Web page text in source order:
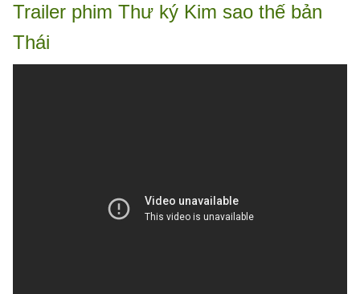
Trailer phim Thư ký Kim sao thế bản
Thái